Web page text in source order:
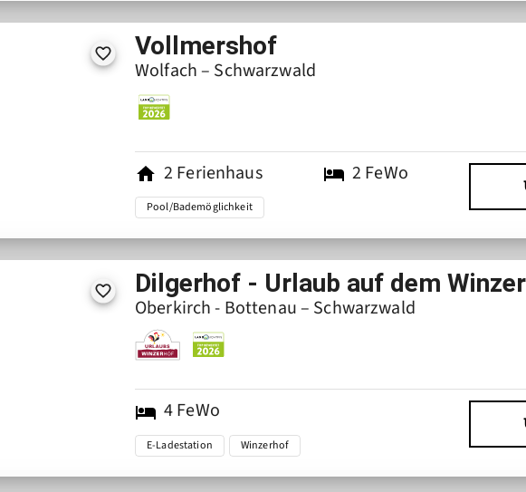
Vollmershof
Wolfach – Schwarzwald
2 Ferienhaus 2 FeWo
Pool/Bademöglichkeit
Dilgerhof - Urlaub auf dem
Oberkirch - Bottenau – Schwarzwald
4FeWo
E-Ladestation Winzerhof